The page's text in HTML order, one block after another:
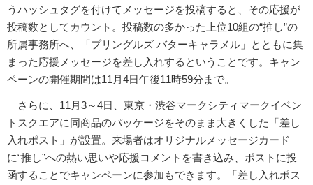
うハッシュタグを付けてメッセージを投稿すると、その応援が
投稿数としてカウント。投稿数の多かった上位10組の“推し”の
所属事務所へ、「プリングルズ バターキャラメル」とともに集
まった応援メッセージを差し入れするということです。キャン
ペーンの開催期間は11月4日午後11時59分まで。
さらに、11月3～4日、東京・渋谷マークシティマークイベン
トスクエアに同商品のパッケージをそのまま大きくした「差し
入れポスト」が設置。来場者はオリジナルメッセージカード
に“推し”への熱い思いや応援コメントを書き込み、ポストに投
函することでキャンペーンに参加もできます。「差し入れポス